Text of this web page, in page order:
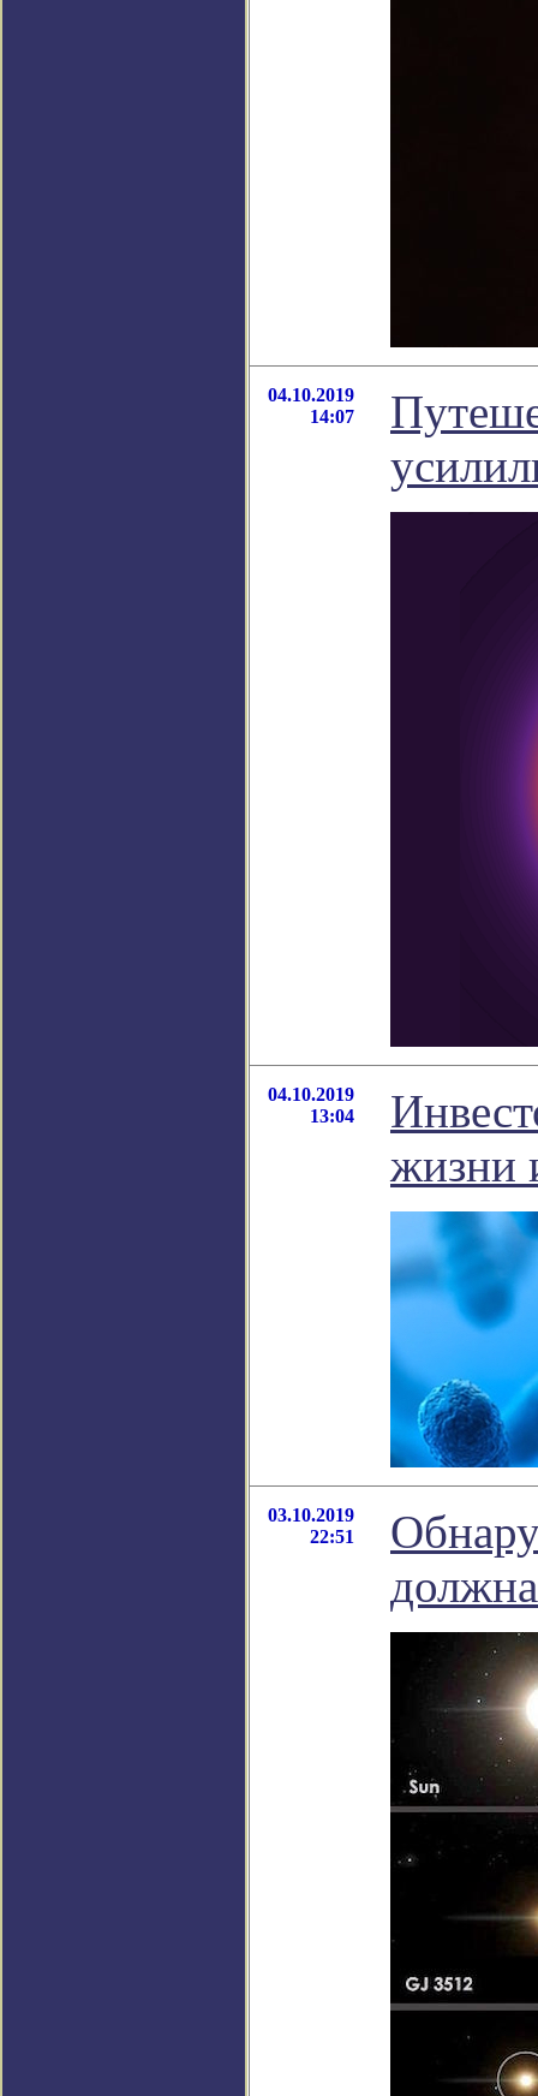
04.10.2019
14:07
04.10.2019
13:04
жизни
03.10.2019
22:51